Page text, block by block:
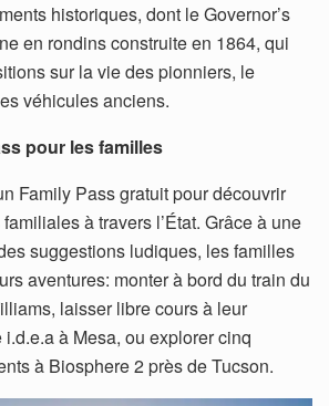
historiques, dont le Governor’s
en rondins construite en 1864, qui
sur la vie des pionniers, le
véhicules anciens.
pour les familles
Family Pass gratuit pour découvrir
à travers l’État. Grâce à une
suggestions ludiques, les familles
aventures: monter à bord du train du
laisser libre cours à leur
à Mesa, ou explorer cinq
à Biosphere 2 près de Tucson.